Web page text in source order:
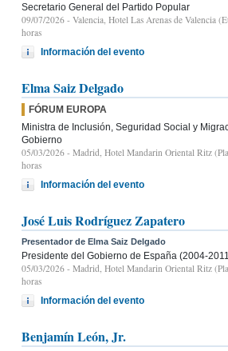
Secretario General del Partido Popular
09/07/2026 - Valencia, Hotel Las Arenas de Valencia
horas
Información del evento
Elma Saiz Delgado
FÓRUM EUROPA
Ministra de Inclusión, Seguridad Social y
Gobierno
05/03/2026 - Madrid, Hotel Mandarin Oriental Ritz
horas
Información del evento
José Luis Rodríguez Zapatero
Presentador de Elma Saiz Delgado
Presidente del Gobierno de España (2004-
05/03/2026 - Madrid, Hotel Mandarin Oriental Ritz
horas
Información del evento
Benjamín León, Jr.